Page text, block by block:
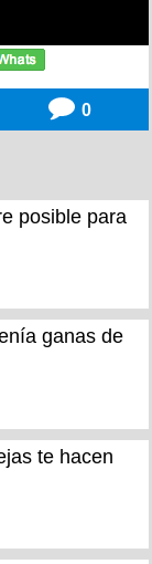
0
posible para
ganas de
te hacen